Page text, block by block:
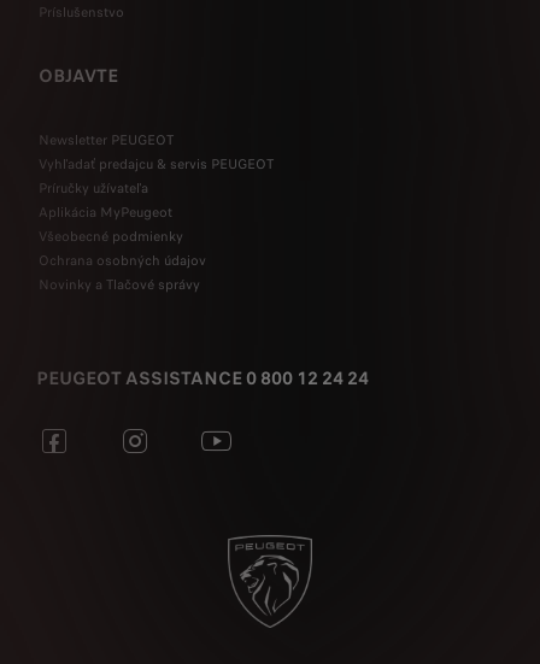
Príslušenstvo
OBJAVTE
Newsletter PEUGEOT
Vyhľadať predajcu & servis PEUGEOT
Príručky užívateľa
Aplikácia MyPeugeot
Všeobecné podmienky
Ochrana osobných údajov
Novinky a Tlačové správy
PEUGEOT ASSISTANCE 0 800 12 24 24